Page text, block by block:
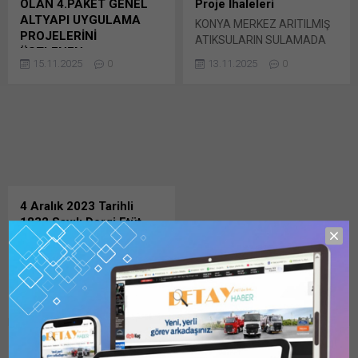
paylaşmak için tıklayın (Yeni
pencerede açılır) WhatsApp
Facebook'ta paylaşmak için
tıklayın (Yeni...
pencerede açılır) WhatsApp
Facebook'ta paylaşmak için
tıklayın (Yeni...
OLAN 4.PAKET GENEL
ALTYAPI UYGULAMA
PROJELERİNİ
ÜSTLENEN…
Toplu Konut İdaresi
paket Bunu paylaş: X'te
paylaşmak için tıklayın (Yeni
pencerede açılır) X Linkedln
üzerinden paylaşmak için
tıklayın (Yeni pencerede
açılır) LinkedIn WhatsApp'ta
paylaşmak için tıklayın (Yeni
pencerede açılır) WhatsApp
Facebook'ta paylaşmak için
tıklayın (Yeni...
15.11.2025 0
Proje İhaleleri
KONYA MERKEZ ARITILMIŞ
ATIKSULARIN SULAMADA
MÜHENDİSLİK HİZMETLERİ
açılır) LinkedIn WhatsApp'ta
paylaşmak için tıklayın (Yeni
pencerede açılır) WhatsApp
Facebook'ta paylaşmak için
tıklayın (Yeni...
13.11.2025 0
4 Aralık 2023 Tarihli
1832 Sayılı Dergi Etüt
Proje İhaleleri
KONYA BB, TRAMVAY
HATTI İNŞAAT VE
ELEKTROMEKANİK,
KONTROLLÜK MÜHENDİSLİK
İŞLERİNE TEKLİF
VERENLER… Konya
Büyükşehir Belediyesi
07.11.2025
Bir Yorum Yazın